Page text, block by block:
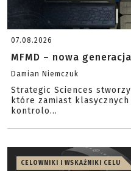
07.08.2026
MFMD – nowa
Damian Niemczuk
Strategic Sciences
które zamiast
kontrolo...
CELOWNIKI I WSKAŹNIKI CELU